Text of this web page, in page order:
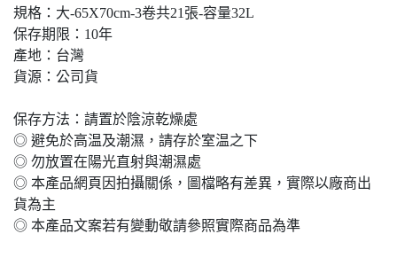
規格：大-65X70cm-3卷共21張-容量32L
保存期限：10年
產地：台灣
貨源：公司貨
保存方法：請置於陰涼乾燥處
◎ 避免於高温及潮濕，請存於室温之下
◎ 勿放置在陽光直射與潮濕處
◎ 本產品網頁因拍攝關係，圖檔略有差異，實際以廠商出
貨為主
◎ 本產品文案若有變動敬請參照實際商品為準